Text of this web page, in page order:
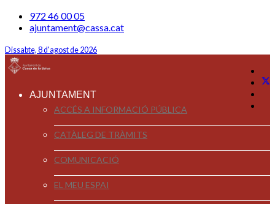
972 46 00 05
ajuntament@cassa.cat
Dissabte, 8 d'agost de 2026
AJUNTAMENT
ACCÉS A INFORMACIÓ PÚBLICA
CATÀLEG DE TRÀMITS
COMUNICACIÓ
EL MEU ESPAI